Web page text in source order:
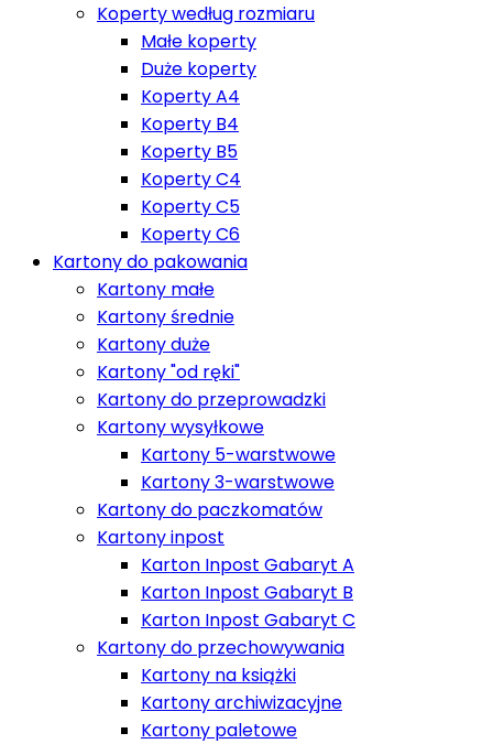
Koperty według rozmiaru
Małe koperty
Duże koperty
Koperty A4
Koperty B4
Koperty B5
Koperty C4
Koperty C5
Koperty C6
Kartony do pakowania
Kartony małe
Kartony średnie
Kartony duże
Kartony "od ręki"
Kartony do przeprowadzki
Kartony wysyłkowe
Kartony 5-warstwowe
Kartony 3-warstwowe
Kartony do paczkomatów
Kartony inpost
Karton Inpost Gabaryt A
Karton Inpost Gabaryt B
Karton Inpost Gabaryt C
Kartony do przechowywania
Kartony na książki
Kartony archiwizacyjne
Kartony paletowe